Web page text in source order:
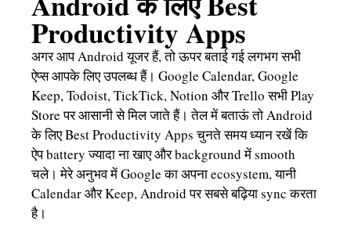
Productivity Apps
अगर आप Android यूजर हैं, तो ऊपर बताई गई लगभग सभी
ऐप्स आपके लिए उपलब्ध हैं। Google Calendar, Google
Keep, Todoist, TickTick, Notion और Trello सभी Play
Store पर आसानी से मिल जाते हैं। तेल में बताऊं तो Android
के लिए Best Productivity Apps चुनते समय ध्यान रखें कि
ऐप battery ज्यादा ना खाए और background में smooth
चले। मेरे अनुभव में Google का अपना ecosystem, यानी
Calendar और Keep, Android पर सबसे बढ़िया sync करता
है।